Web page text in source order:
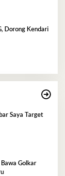
Dorong Kendari
Saya Target
Golkar